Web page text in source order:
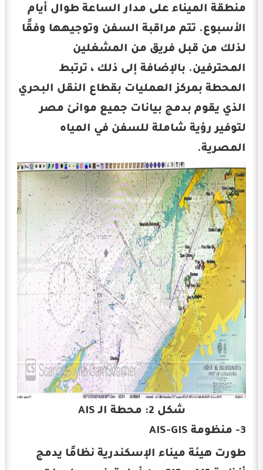
منطقة الميناء على مدار الساعة طوال أيام
الأسبوع. تتم مراقبة السفن وتوجيهها وفقًا
لذلك من قبل فريق من المشغلين
المحترفين. بالإضافة إلى ذلك ، ترتبط
المحطة بمركز العمليات بقطاع النقل البحري
الذي يقوم بدمج بيانات جميع موانئ مصر
لتوفير رؤية شاملة للسفن في المياه
المصرية.
شكل 2: محطة الـ AIS
3- منظومة AIS-GIS
طورت هيئة ميناء الإسكندرية نظامًا يدمج